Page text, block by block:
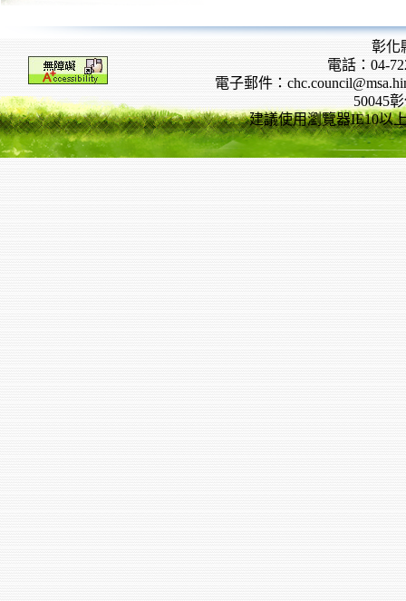
彰化
電話：04-
電子郵件：
50045
建議使用瀏覽器IE10以